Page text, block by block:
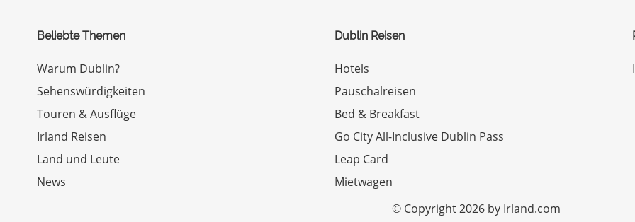
Beliebte Themen
Warum Dublin?
Sehenswürdigkeiten
Touren & Ausflüge
Irland Reisen
Land und Leute
News
Dublin Reisen
Hotels
Pauschalreisen
Bed & Breakfast
Go City All-Inclusive Dublin Pass
Leap Card
Mietwagen
© Copyright 2026 by Irland.com